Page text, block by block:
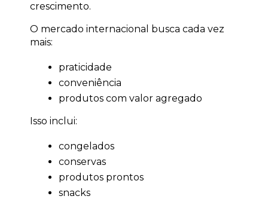
crescimento.
O mercado internacional busca cada vez
mais:
praticidade
conveniência
produtos com valor agregado
Isso inclui:
congelados
conservas
produtos prontos
snacks